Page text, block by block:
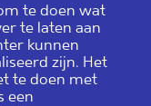
te doen wat
te laten aan
kunnen
zijn. Het
te doen met
een